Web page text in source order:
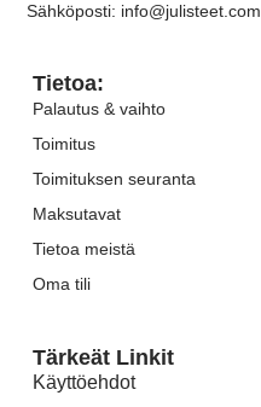
Tietoa:
Palautus & vaihto
Toimitus
Toimituksen seuranta
Maksutavat
Tietoa meistä
Oma tili
Tärkeät Linkit
Käyttöehdot
Sähköposti: info@julisteet.com